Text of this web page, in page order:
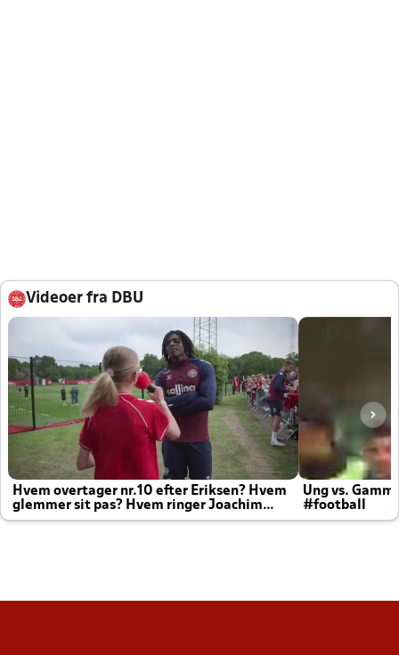
Videoer fra DBU
Hvem overtager nr.10 efter Eriksen? Hvem
glemmer sit pas? Hvem ringer Joachim
altid til efter kampe?
Ung vs.
#football